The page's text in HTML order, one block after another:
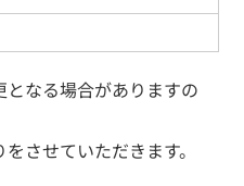
なる場合がありますの
させていただきます。